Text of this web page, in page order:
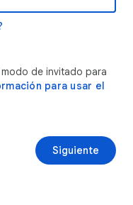
de invitado para
para usar el
Siguiente